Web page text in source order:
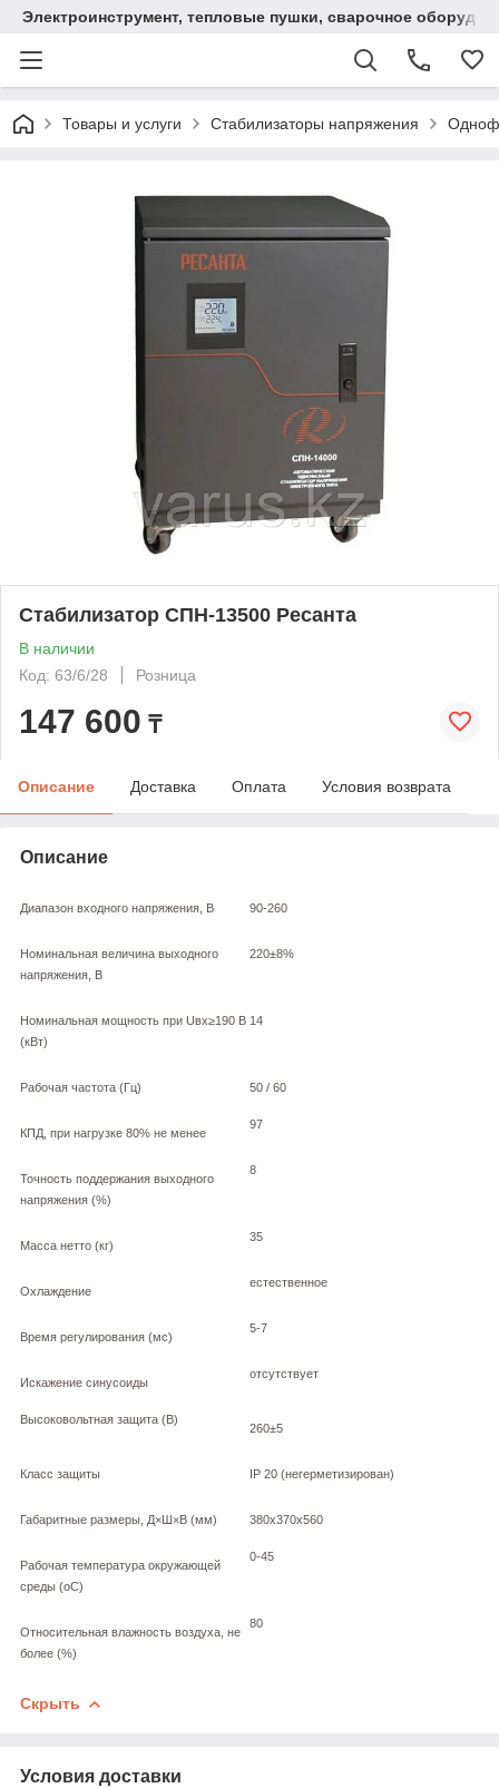
Электроинструмент, тепловые пушки, сварочное
Товары и услуги Стабилизаторы напряжения
Стабилизатор СПН-13500 Ресанта
В наличии
Код: 63/6/28
Розница
147 600 ₸
Описание Доставка Оплата Условия возврата
Описание
Диапазон входного напряжения, В 90-260
Номинальная величина выходного
напряжения, В
220±8%
Номинальная мощность при Uвх≥190 В
(кВт)
14
Рабочая частота (Гц) 50 / 60
КПД, при нагрузке 80% не менее
97
Точность поддержания выходного
напряжения (%)
8
Масса нетто (кг)
35
Охлаждение
естественное
Время регулирования (мс)
5-7
Искажение синусоиды
отсутствует
Высоковольтная защита (В)
260±5
Класс защиты IP 20 (негерметизирован)
Габаритные размеры, Д×Ш×В (мм) 380х370х560
Рабочая температура окружающей
среды (оС)
0-45
Относительная влажность воздуха, не
более (%)
80
Скрыть
Условия доставки